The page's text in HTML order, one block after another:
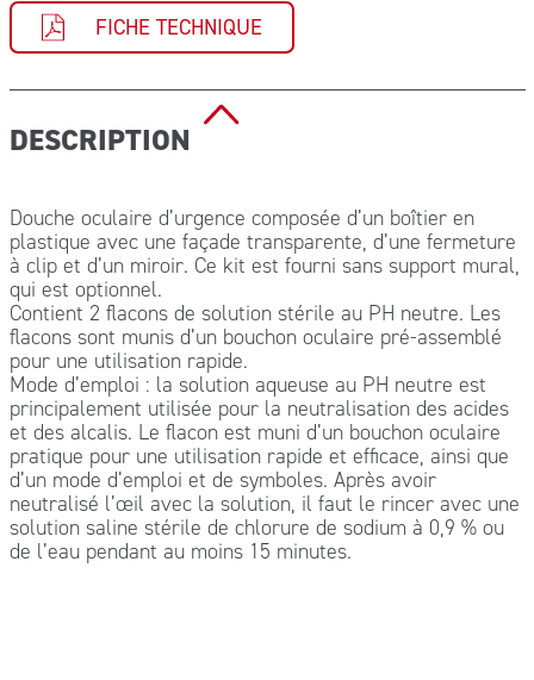
FICHE TECHNIQUE
DESCRIPTION
Douche oculaire d’urgence composée d’un boîtier en
plastique avec une façade transparente, d’une fermeture
à clip et d’un miroir. Ce kit est fourni sans support mural,
qui est optionnel.
Contient 2 flacons de solution stérile au PH neutre. Les
flacons sont munis d’un bouchon oculaire pré-assemblé
pour une utilisation rapide.
Mode d’emploi : la solution aqueuse au PH neutre est
principalement utilisée pour la neutralisation des acides
et des alcalis. Le flacon est muni d’un bouchon oculaire
pratique pour une utilisation rapide et efficace, ainsi que
d’un mode d’emploi et de symboles. Après avoir
neutralisé l’œil avec la solution, il faut le rincer avec une
solution saline stérile de chlorure de sodium à 0,9 % ou
de l’eau pendant au moins 15 minutes.